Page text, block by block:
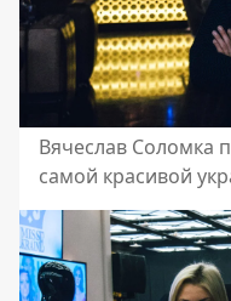
Вячеслав Соломка
самой красивой